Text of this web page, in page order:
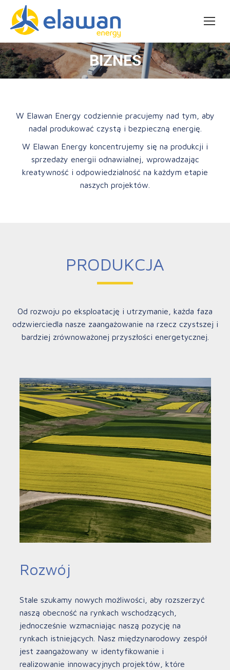
BIZNES
W Elawan Energy codziennie pracujemy nad tym, aby
nadal produkować czystą i bezpieczną energię.
W Elawan Energy koncentrujemy się na produkcji i
sprzedaży energii odnawialnej, wprowadzając
kreatywność i odpowiedzialność na każdym etapie
naszych projektów.
PRODUKCJA
Od rozwoju po eksploatację i utrzymanie, każda faza
odzwierciedla nasze zaangażowanie na rzecz czystszej i
bardziej zrównoważonej przyszłości energetycznej.
Rozwój
Stale szukamy nowych możliwości, aby rozszerzyć
naszą obecność na rynkach wschodzących,
jednocześnie wzmacniając naszą pozycję na
rynkach istniejących. Nasz międzynarodowy zespół
jest zaangażowany w identyfikowanie i
realizowanie innowacyjnych projektów, które